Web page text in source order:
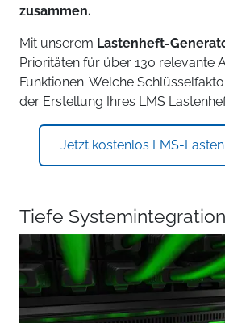
zusammen.
Mit unserem Lastenheft-
Prioritäten für über 130 relevante
Funktionen. Welche
der Erstellung Ihres LMS
Jetzt kostenlos LMS-
Tiefe Systemintegration